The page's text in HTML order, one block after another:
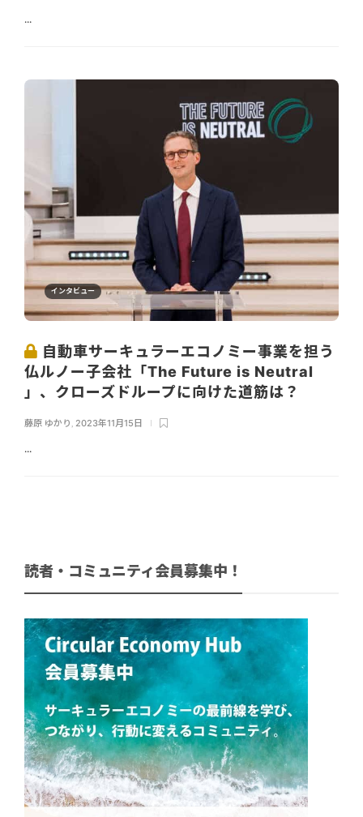
...
インタビュー
自動車サーキュラーエコノミー事業を担う
仏ルノー子会社「The Future is Neutral
」、クローズドループに向けた道筋は？
藤原 ゆかり 2023年11月15日
...
読者・コミュニティ会員募集中！